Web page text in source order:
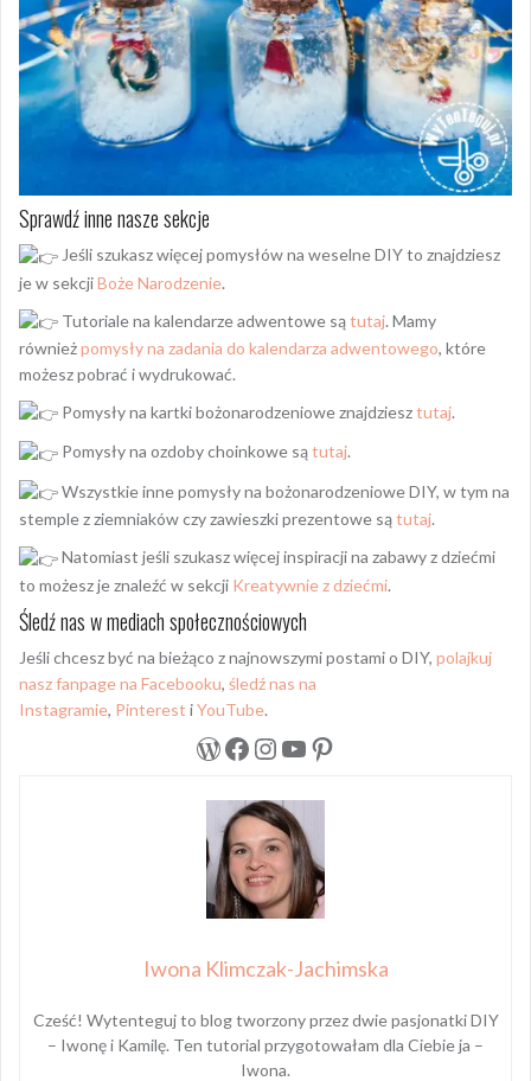
Sprawdź inne nasze sekcje
Jeśli szukasz więcej pomysłów na weselne DIY to znajdziesz
je w sekcjiBoże Narodzenie.
Tutoriale na kalendarze adwentowe sątutaj. Mamy
równieżpomysły na zadania do kalendarza adwentowego, które
możesz pobrać i wydrukować.
Pomysły na kartki bożonarodzeniowe znajdziesztutaj.
Pomysły na ozdoby choinkowe sątutaj.
Wszystkie inne pomysły na bożonarodzeniowe DIY, w tym na
stemple z ziemniaków czy zawieszki prezentowe sątutaj.
Natomiast jeśli szukasz więcej inspiracji na zabawy z dziećmi
to możesz je znaleźć w sekcji Kreatywnie z dziećmi.
Śledź nas w mediach społecznościowych
Jeśli chcesz być na bieżąco z najnowszymi postami o DIY, polajkuj
nasz fanpage na Facebooku, śledź nas na
Instagramie, Pinterest iYouTube.
WordPress
Facebook
Instagram
YouTube
Pinterest
Iwona Klimczak-Jachimska
Cześć! Wytenteguj to blog tworzony przez dwie pasjonatki DIY
– Iwonę i Kamilę. Ten tutorial przygotowałam dla Ciebie ja –
Iwona.